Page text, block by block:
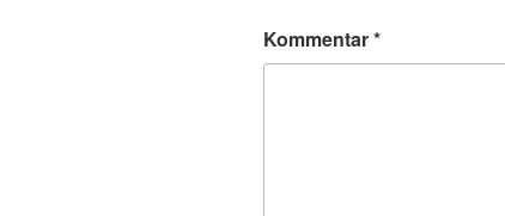
Kommentar*